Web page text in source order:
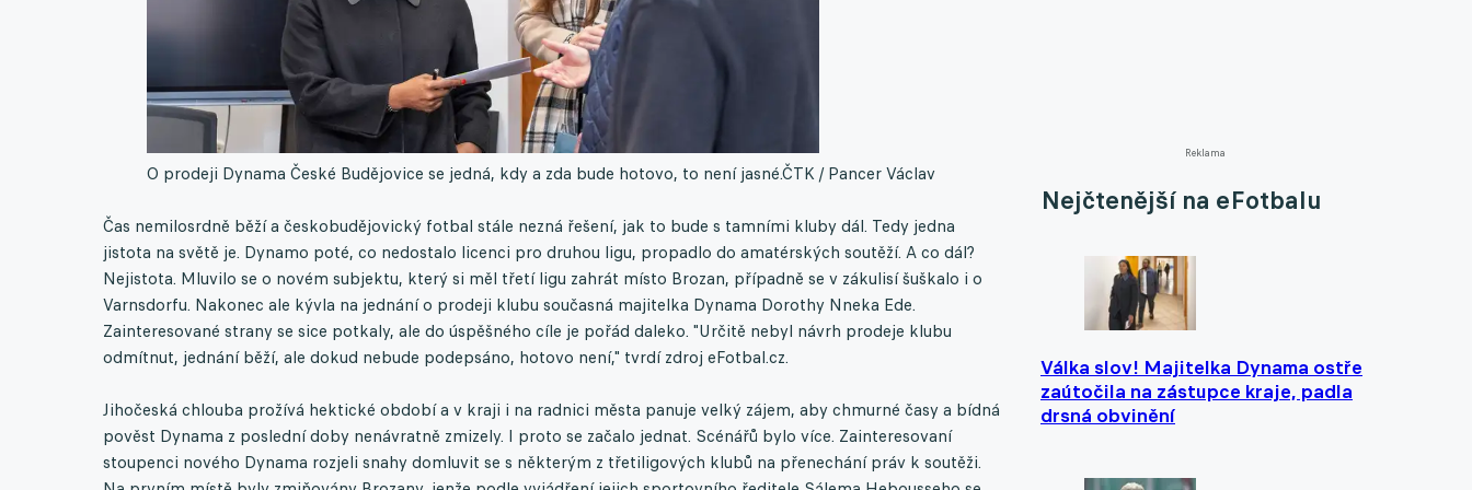
Reklama
Nejčtenější na eFotbalu
Válka slov! Majitelka Dynama ostře
zaútočila na zástupce kraje, padla
drsná obvinění
O prodeji Dynama České Budějovice se jedná, kdy a zda bude hotovo, to není jasné.ČTK / Pancer Václav
Čas nemilosrdně běží a českobudějovický fotbal stále nezná řešení, jak to bude s tamními kluby dál. Tedy jedna
jistota na světě je. Dynamo poté, co nedostalo licenci pro druhou ligu, propadlo do amatérských soutěží. A co dál?
Nejistota. Mluvilo se o novém subjektu, který si měl třetí ligu zahrát místo Brozan, případně se v zákulisí šuškalo i o
Varnsdorfu. Nakonec ale kývla na jednání o prodeji klubu současná majitelka Dynama Dorothy Nneka Ede.
Zainteresované strany se sice potkaly, ale do úspěšného cíle je pořád daleko. "Určitě nebyl návrh prodeje klubu
odmítnut, jednání běží, ale dokud nebude podepsáno, hotovo není," tvrdí zdroj eFotbal.cz.
Jihočeská chlouba prožívá hektické období a v kraji i na radnici města panuje velký zájem, aby chmurné časy a bídná
pověst Dynama z poslední doby nenávratně zmizely. I proto se začalo jednat. Scénářů bylo více. Zainteresovaní
stoupenci nového Dynama rozjeli snahy domluvit se s některým z třetiligových klubů na přenechání práv k soutěži.